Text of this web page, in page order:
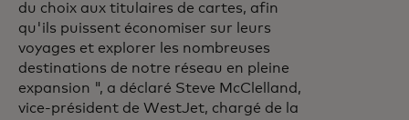
du choix aux titulaires de cartes, afin
qu'ils puissent économiser sur leurs
voyages et explorer les nombreuses
destinations de notre réseau en pleine
expansion ", a déclaré Steve McClelland,
vice-président de WestJet, chargé de la